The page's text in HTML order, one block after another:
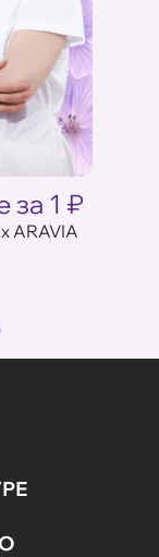
за 1 ₽
ARAVIA